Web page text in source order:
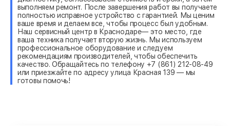
выполняем ремонт. После завершения работ вы получаете
полностью исправное устройство с гарантией. Мы ценим
ваше время и делаем все, чтобы процесс был удобным.
Наш сервисный центр в Краснодаре— это место, где
ваша техника получает вторую жизнь. Мы используем
профессиональное оборудование и следуем
рекомендациям производителей, чтобы обеспечить
качество. Обращайтесь по телефону +7 (861) 212-08-49
или приезжайте по адресу улица Красная 139 — мы
готовы помочь!